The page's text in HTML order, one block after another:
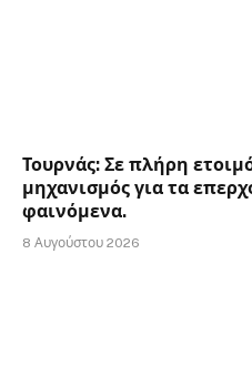
Τουρνάς: Σε πλήρη
μηχανισμός για τα
φαινόμενα.
8 Αυγούστου 2026